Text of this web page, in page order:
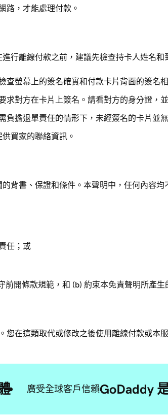
路，才能處理付款。
行離線付款之前，建議先檢查持卡人姓名
查螢幕上的簽名確實和付款卡片背面的簽名相
對方在卡片上簽名。請看對方的身分證，
擔退單責任的情形下，未經簽名的卡片並
買家的聯絡資訊。
背書、保證和條件。本聲明中，任何內容均
任；或
開條款規範，和 (b) 約束本免責聲明所產
您在這類取代或修改之後使用離線付款或
廣受全球客戶信賴GoDaddy